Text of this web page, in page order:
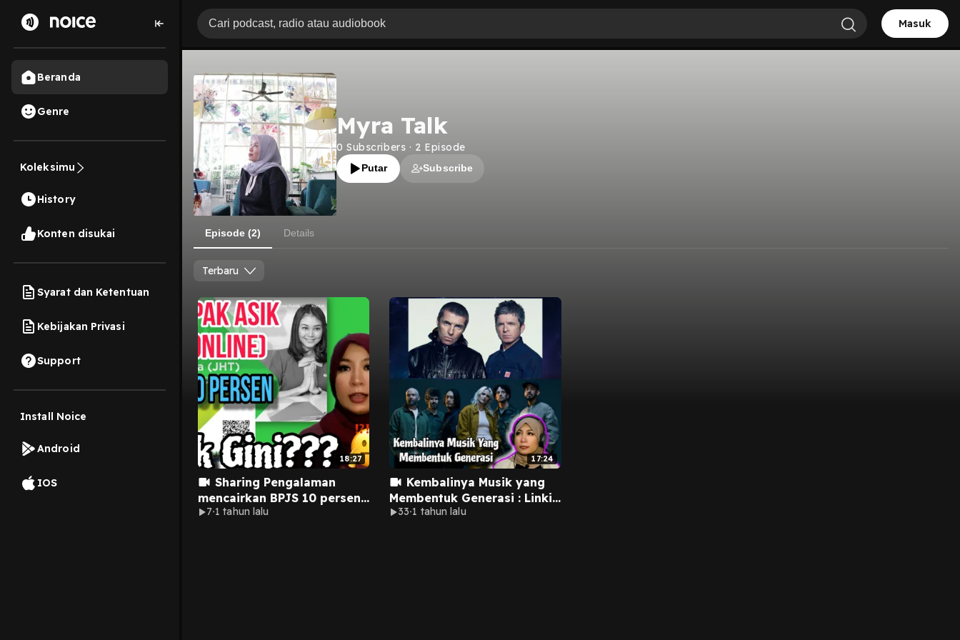
Beranda
Genre
Koleksimu
History
Konten disukai
Syarat dan Ketentuan
Kebijakan Privasi
Support
Install Noice
Android
IOS
Masuk
Myra Talk
0 Subscribers · 2 Episode
Putar Subscribe
Episode (2) Details
Terbaru
18:27
Sharing Pengalaman
mencairkan BPJS 10 persen
lewat Lapak Asik
7 1 tahun lalu
17:24
Kembalinya Musik yang
Membentuk Generasi : Linkin
Park dan Oasis
33 1 tahun lalu